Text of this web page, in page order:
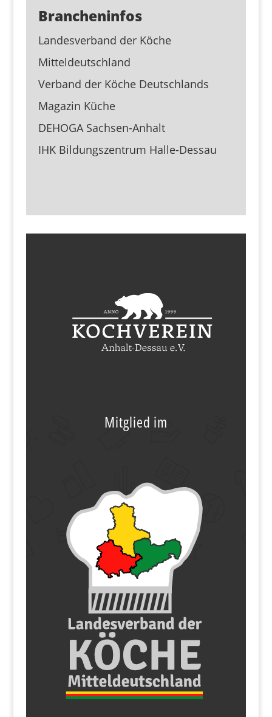
Brancheninfos
Landesverband der Köche
Mitteldeutschland
Verband der Köche Deutschlands
Magazin Küche
DEHOGA Sachsen-Anhalt
IHK Bildungszentrum Halle-Dessau
Mitglied im